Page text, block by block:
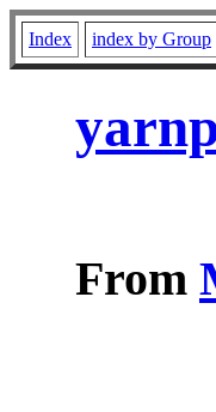
Index index by Group
From